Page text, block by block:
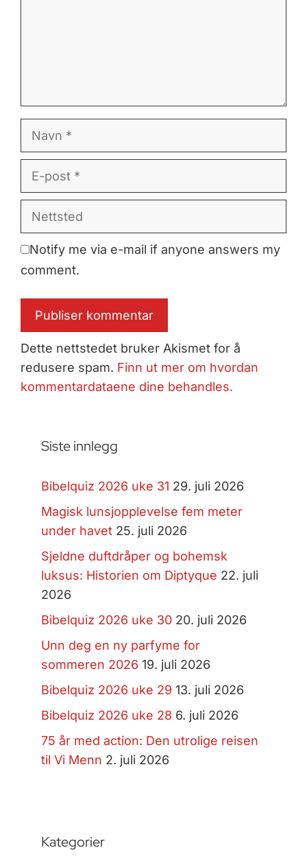
Navn
E-
post
Nettsted
Notify me via e-mail if anyone answers my
comment.
Dette nettstedet bruker Akismet for å
redusere spam. Finn ut mer om hvordan
kommentardataene dine behandles.
Siste innlegg
Bibelquiz 2026 uke 31 29. juli 2026
Magisk lunsjopplevelse fem meter
under havet 25. juli 2026
Sjeldne duftdråper og bohemsk
luksus: Historien om Diptyque 22. juli
2026
Bibelquiz 2026 uke 30 20. juli 2026
Unn deg en ny parfyme for
sommeren 2026 19. juli 2026
Bibelquiz 2026 uke 29 13. juli 2026
Bibelquiz 2026 uke 28 6. juli 2026
75 år med action: Den utrolige reisen
til Vi Menn 2. juli 2026
Kategorier